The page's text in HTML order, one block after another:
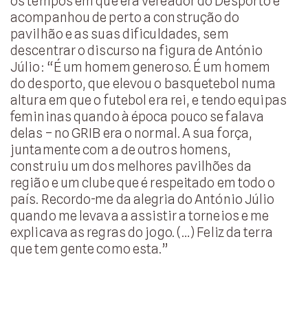
acompanhou de perto a construção do
pavilhão e as suas dificuldades, sem
descentrar o discurso na figura de António
Júlio: “É um homem generoso. É um homem
do desporto, que elevou o basquetebol numa
altura em que o futebol era rei, e tendo equipas
femininas quando à época pouco se falava
delas – no GRIB era o normal. A sua força,
juntamente com a de outros homens,
construiu um dos melhores pavilhões da
região e um clube que é respeitado em todo o
país. Recordo-me da alegria do António Júlio
quando me levava a assistir a torneios e me
explicava as regras do jogo. (…) Feliz da terra
que tem gente como esta.”